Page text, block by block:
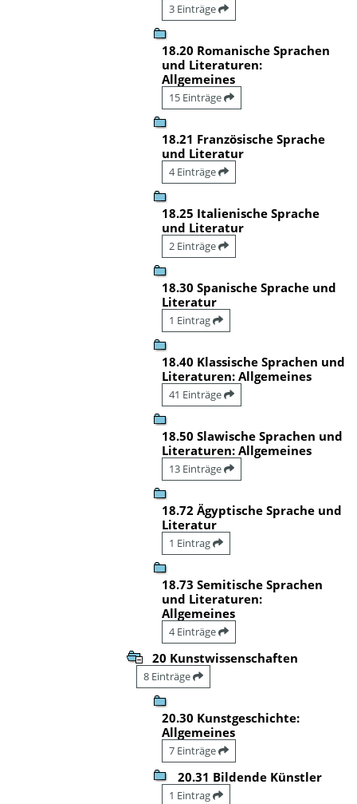
3 Einträge
18.20 Romanische Sprachen
und Literaturen:
Allgemeines
15 Einträge
18.21 Französische Sprache
und Literatur
4 Einträge
18.25 Italienische Sprache
und Literatur
2 Einträge
18.30 Spanische Sprache und
Literatur
1 Eintrag
18.40 Klassische Sprachen und
Literaturen: Allgemeines
41 Einträge
18.50 Slawische Sprachen und
Literaturen: Allgemeines
13 Einträge
18.72 Ägyptische Sprache und
Literatur
1 Eintrag
18.73 Semitische Sprachen
und Literaturen:
Allgemeines
4 Einträge
20 Kunstwissenschaften
8 Einträge
20.30 Kunstgeschichte:
Allgemeines
7 Einträge
20.31 Bildende Künstler
1 Eintrag